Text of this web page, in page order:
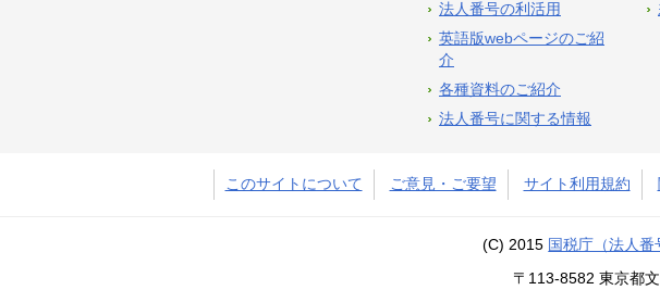
法人番号の利活用
英語版webページのご紹
介
各種資料のご紹介
法人番号に関する情報
このサイトについて ご意見・ご要望 サイト利用規約
(C) 2015 国税庁（法人番
〒113-8582 東京都